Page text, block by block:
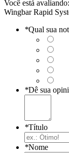
Você está avaliando:
Wingbar Rapid
*Qual sua
*Dê sua
*Título
*Nome